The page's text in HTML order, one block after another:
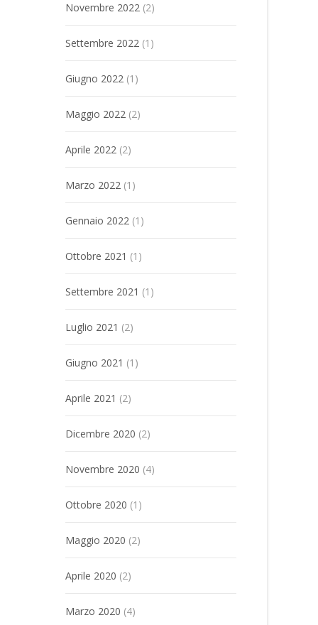
Novembre 2022 (2)
Settembre 2022 (1)
Giugno 2022 (1)
Maggio 2022 (2)
Aprile 2022 (2)
Marzo 2022 (1)
Gennaio 2022 (1)
Ottobre 2021 (1)
Settembre 2021 (1)
Luglio 2021 (2)
Giugno 2021 (1)
Aprile 2021 (2)
Dicembre 2020 (2)
Novembre 2020 (4)
Ottobre 2020 (1)
Maggio 2020 (2)
Aprile 2020 (2)
Marzo 2020 (4)